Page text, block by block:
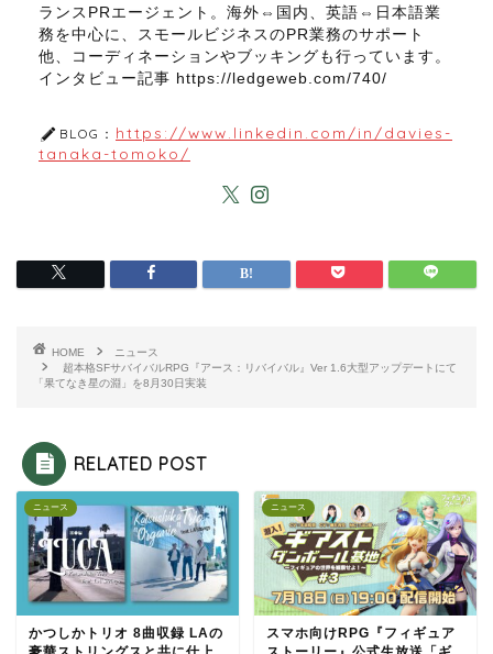
ランスPRエージェント。海外⇔国内、英語⇔日本語業
務を中心に、スモールビジネスのPR業務のサポート
他、コーディネーションやブッキングも行っています。
インタビュー記事 https://ledgeweb.com/740/
BLOG： https://www.linkedin.com/in/davies-
tanaka-tomoko/
HOME
ニュース
超本格SFサバイバルRPG『アース：リバイバル』Ver 1.6大型アップデートにて
「果てなき星の淵」を8月30日実装
RELATED POST
ニュース
かつしかトリオ 8曲収録 LAの
ニュース
スマホ向けRPG『フィギュア